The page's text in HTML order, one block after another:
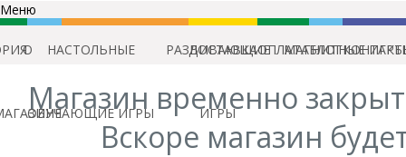
Меню
О НАСТОЛЬНЫЕ
ОБУЧАЮЩИЕ ИГРЫ
РАЗВИВАЮЩИЕ
ИГРЫ
МАГНИТНЫЕ ИГРЫ
ДОСТАВКАОПЛАТАБЛОГ
Магазин временно
Вскоре магазин